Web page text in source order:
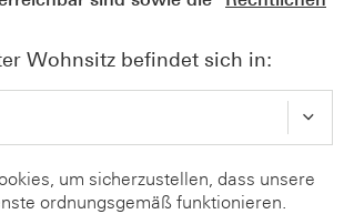
Wohnsitz befindet sich in:
um sicherzustellen, dass unsere
ordnungsgemäß funktionieren.